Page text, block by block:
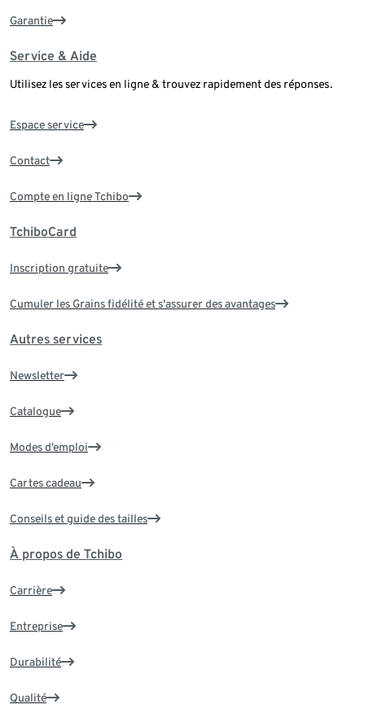
Garantie
Service & Aide
Utilisez les services en ligne & trouvez rapidement des réponses.
Espace service
Contact
Compte en ligne Tchibo
TchiboCard
Inscription gratuite
Cumuler les Grains fidélité et s'assurer des avantages
Autres services
Newsletter
Catalogue
Modes d’emploi
Cartes cadeau
Conseils et guide des tailles
À propos de Tchibo
Carrière
Entreprise
Durabilité
Qualité